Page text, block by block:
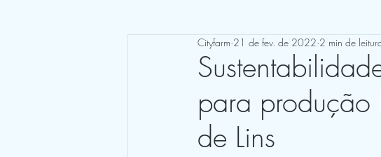
para produção
de Lins
Cityfarm 21 de fev. de 2022 2 min de